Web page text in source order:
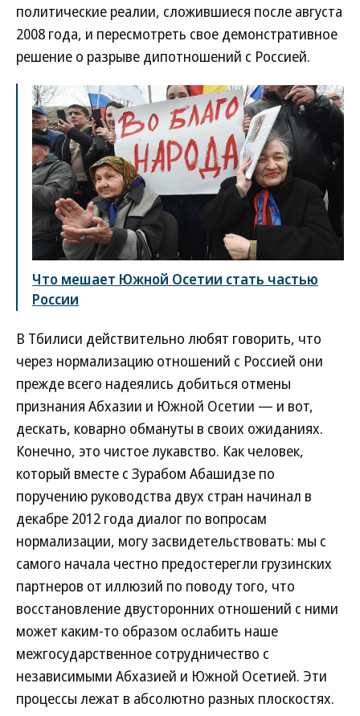
политические реалии, сложившиеся после августа
2008 года, и пересмотреть свое демонстративное
решение о разрыве дипотношений с Россией.
Что мешает Южной Осетии стать частью
России
В Тбилиси действительно любят говорить, что
через нормализацию отношений с Россией они
прежде всего надеялись добиться отмены
признания Абхазии и Южной Осетии — и вот,
дескать, коварно обмануты в своих ожиданиях.
Конечно, это чистое лукавство. Как человек,
который вместе с Зурабом Абашидзе по
поручению руководства двух стран начинал в
декабре 2012 года диалог по вопросам
нормализации, могу засвидетельствовать: мы с
самого начала честно предостерегли грузинских
партнеров от иллюзий по поводу того, что
восстановление двусторонних отношений с ними
может каким-то образом ослабить наше
межгосударственное сотрудничество с
независимыми Абхазией и Южной Осетией. Эти
процессы лежат в абсолютно разных плоскостях.